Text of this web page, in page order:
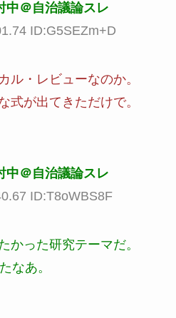
中＠自治議論スレ
ID:G5SEZm+D
ル・レビューなのか。
式が出てきただけで。
中＠自治議論スレ
ID:T8oWBS8F
かった研究テーマだ。
なあ。